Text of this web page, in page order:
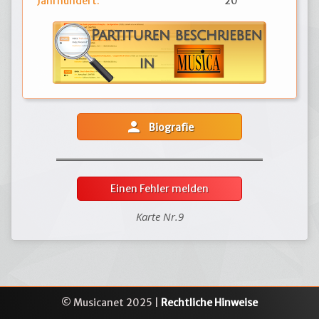
person Biografie
Einen Fehler melden
Karte Nr.9
© Musicanet 2025 | Rechtliche Hinweise